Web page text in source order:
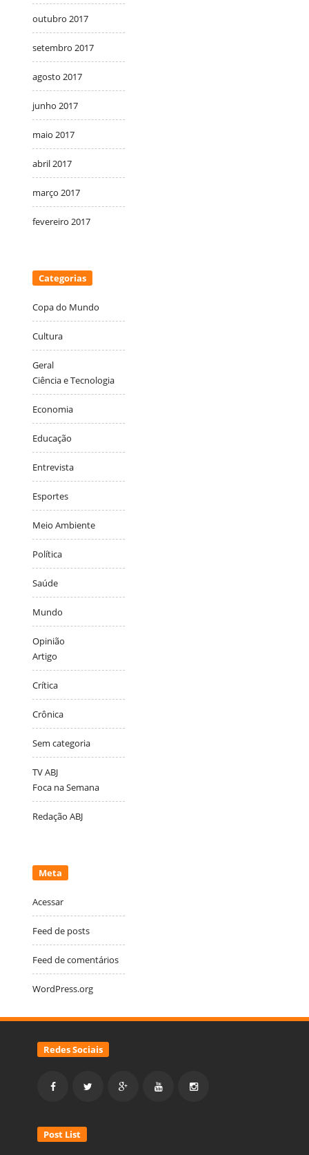
outubro 2017
setembro 2017
agosto 2017
junho 2017
maio 2017
abril 2017
março 2017
fevereiro 2017
Categorias
Copa do Mundo
Cultura
Geral
Ciência e Tecnologia
Economia
Educação
Entrevista
Esportes
Meio Ambiente
Política
Saúde
Mundo
Opinião
Artigo
Crítica
Crônica
Sem categoria
TV ABJ
Foca na Semana
Redação ABJ
Meta
Acessar
Feed de posts
Feed de comentários
WordPress.org
Redes Sociais
Post List